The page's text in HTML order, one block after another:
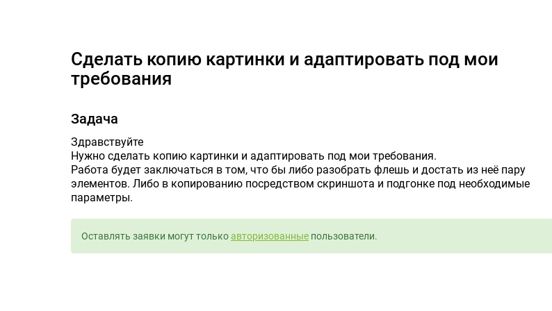
Сделать копию картинки и адаптировать под мои
требования
Задача
Здравствуйте
Нужно сделать копию картинки и адаптировать под мои требования.
Работа будет заключаться в том, что бы либо разобрать флешь и достать из неё пару
элементов. Либо в копированию посредством скриншота и подгонке под необходимые
параметры.
Оставлять заявки могут толькоавторизованные пользователи.